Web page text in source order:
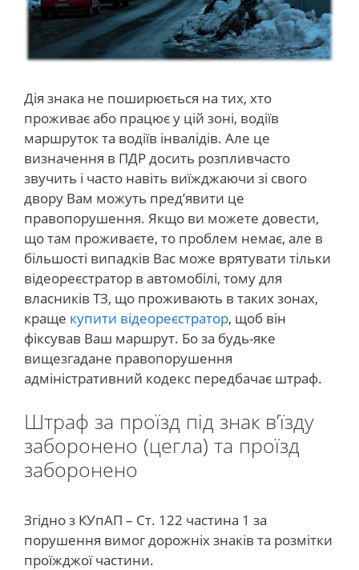
Дія знака не поширюється на тих, хто
проживає або працює у цій зоні, водіїв
маршруток та водіїв інвалідів. Але це
визначення в ПДР досить розпливчасто
звучить і часто навіть виїжджаючи зі свого
двору Вам можуть пред’явити це
правопорушення. Якщо ви можете довести,
що там проживаєте, то проблем немає, але в
більшості випадків Вас може врятувати тільки
відеореєстратор в автомобілі, тому для
власників ТЗ, що проживають в таких зонах,
краще купити відеореєстратор, щоб він
фіксував Ваш маршрут. Бо за будь-яке
вищезгадане правопорушення
адміністративний кодекс передбачає штраф.
Штраф за проїзд під знак в’їзду
заборонено (цегла) та проїзд
заборонено
Згідно з КУпАП – Ст. 122 частина 1 за
порушення вимог дорожніх знаків та розмітки
проїжджої частини.